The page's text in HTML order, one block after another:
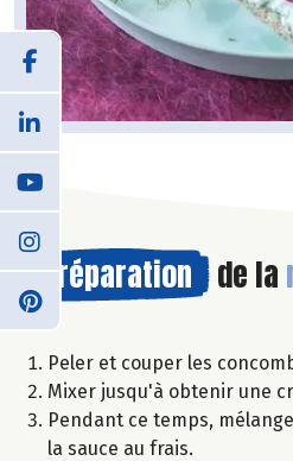
Préparation de la
Peler et couper les
Mixer jusqu'à obtenir une
Pendant ce temps,
la sauce au frais.